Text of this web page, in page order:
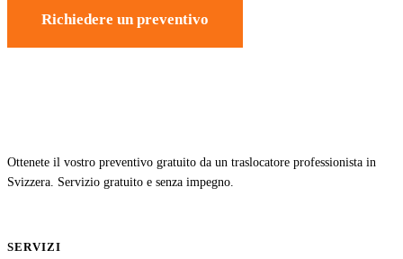
Richiedere un preventivo
Ottenete il vostro preventivo gratuito da un traslocatore professionista in
Svizzera. Servizio gratuito e senza impegno.
SERVIZI